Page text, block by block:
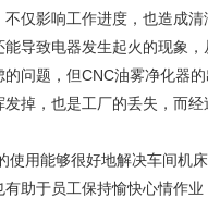
仅影响工作进度，也造成
导致电器发生起火的现象
问题，但CNC油雾净化器的
掉，也是工厂的丢失，而
使用能够很好地解决车间机
助于员工保持愉快心情作